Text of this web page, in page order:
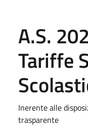
A.S.
Tariffe
Inerente alle
trasparente